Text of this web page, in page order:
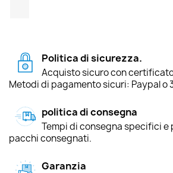
Politica di sicurezza.
Acquisto sicuro con
Metodi di pagamento sicuri: Paypal o
politica di consegna
Tempi di consegna specifici e
pacchi consegnati.
Garanzia